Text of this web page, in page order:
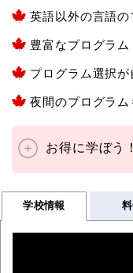
英語以外の言語の
豊富なプログラム
プログラム選択が
夜間のプログラム
お得に学ぼう
学校情報